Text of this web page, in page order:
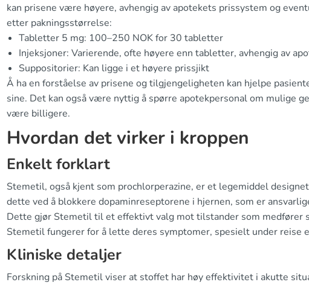
kan prisene være høyere, avhengig av apotekets prissystem og
etter pakningsstørrelse:
Tabletter 5 mg: 100–250 NOK for 30 tabletter
Injeksjoner: Varierende, ofte høyere enn tabletter, avhengig av
Suppositorier: Kan ligge i et høyere prissjikt
Å ha en forståelse av prisene og tilgjengeligheten kan hjelpe
sine. Det kan også være nyttig å spørre apotekpersonal om mulige
være billigere.
Hvordan det virker i kroppen
Enkelt forklart
Stemetil, også kjent som prochlorperazine, er et legemiddel
dette ved å blokkere dopaminreseptorene i hjernen, som er
Dette gjør Stemetil til et effektivt valg mot tilstander som medfører
Stemetil fungerer for å lette deres symptomer, spesielt under reise
Kliniske detaljer
Forskning på Stemetil viser at stoffet har høy effektivitet i akutte